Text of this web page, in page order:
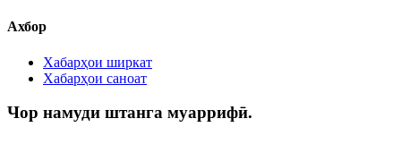
Ахбор
Хабарҳои ширкат
Хабарҳои саноат
Чор намуди штанга муаррифӣ.